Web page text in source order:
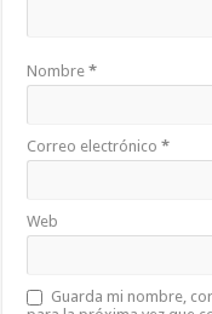
Nombre*
Correo electrónico*
Web
Guarda mi nombre,